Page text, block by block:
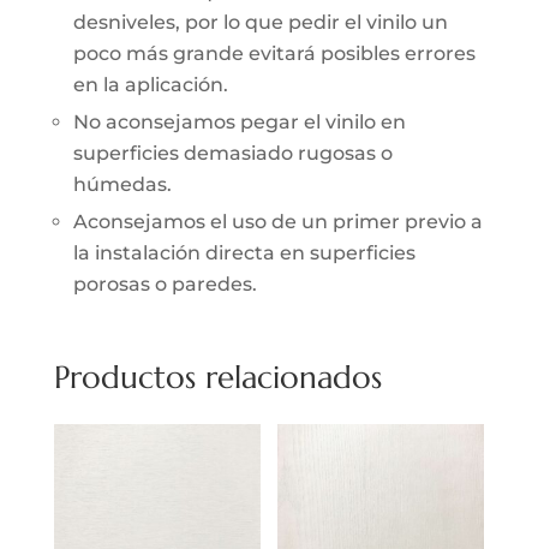
desniveles, por lo que pedir el vinilo un
poco más grande evitará posibles errores
en la aplicación.
No aconsejamos pegar el vinilo en
superficies demasiado rugosas o
húmedas.
Aconsejamos el uso de un primer previo a
la instalación directa en superficies
porosas o paredes.
Productos relacionados